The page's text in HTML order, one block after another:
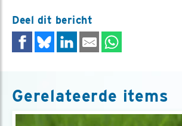
Deel dit bericht
Gerelateerde items